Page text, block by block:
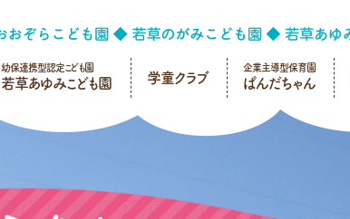
幼保連携型認定こども園
若草あゆみこども園 学童クラブ
企業主導型保育園
ぱんだちゃん